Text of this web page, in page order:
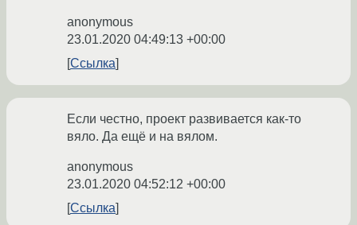
anonymous
23.01.2020 04:49:13 +00:00
Ссылка
Если честно, проект развивается как-то
вяло. Да ещё и на вялом.
anonymous
23.01.2020 04:52:12 +00:00
Ссылка